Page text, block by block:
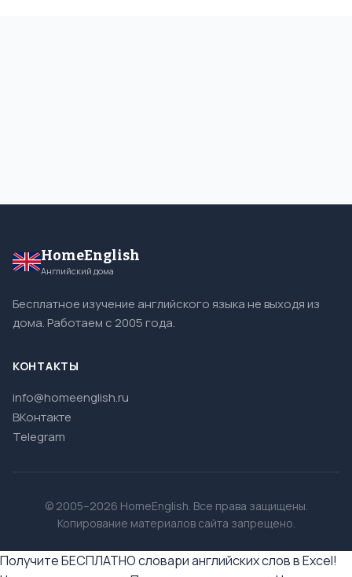
HomeEnglish
Английский дома
Бесплатное изучение английского языка не выходя из
дома. Работаем с 2005 года.
КОНТАКТЫ
info@homeenglish.ru
ВКонтакте
Telegram
© 2005–2026 HomeEnglish. Все права защищены.
Копирование материалов сайта запрещено.
Получите БЕСПЛАТНО словари английских слов в Excel!